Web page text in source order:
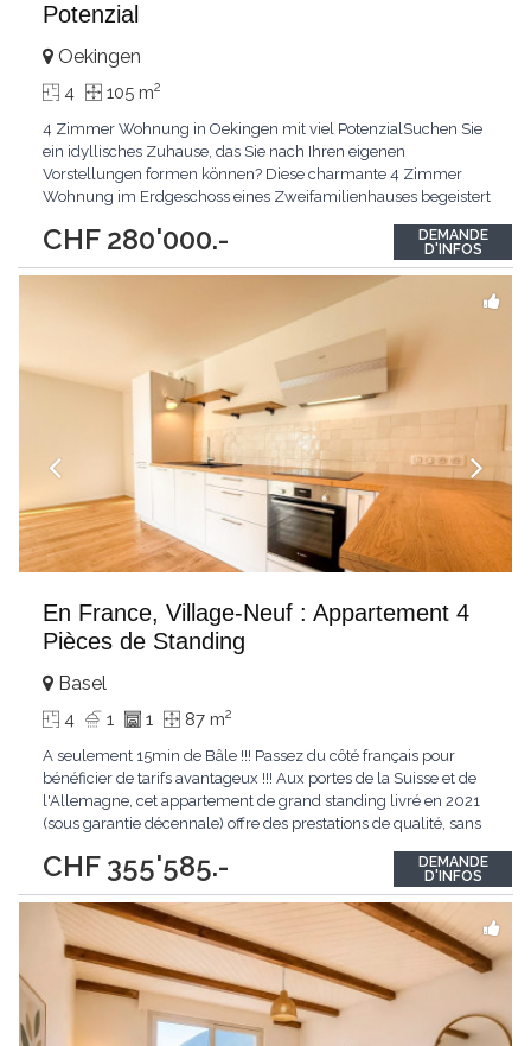
Potenzial
CHF 280'000.-
Oekingen
4 105 m2
4 Zimmer Wohnung in Oekingen mit viel PotenzialSuchen Sie
ein idyllisches Zuhause, das Sie nach Ihren eigenen
Vorstellungen formen können? Diese charmante 4 Zimmer
Wohnung im Erdgeschoss eines Zweifamilienhauses begeistert
Ihnen zum Leben erweckt zu werden. Die Top-Argumente für
Ihr neues Zuhause Sehr ruhige Lage: Geniessen Sie die
DEMANDE
D'INFOS
En France, Village-Neuf : Appartement 4
Pièces de Standing
CHF 355'585.-
Basel
4 1 1 87 m2
A seulement 15min de Bâle !!! Passez du côté français pour
bénéficier de tarifs avantageux !!! Aux portes de la Suisse et de
l'Allemagne, cet appartement de grand standing livré en 2021
(sous garantie décennale) offre des prestations de qualité, sans
50 m² lumineux (orientation Sud) avec cuisine ouverte
entièrement...
DEMANDE
D'INFOS